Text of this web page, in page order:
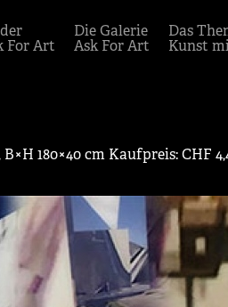
For Art
Die Galerie
Ask For Art
Das
Kunst
180×40 cm Kaufpreis: CHF